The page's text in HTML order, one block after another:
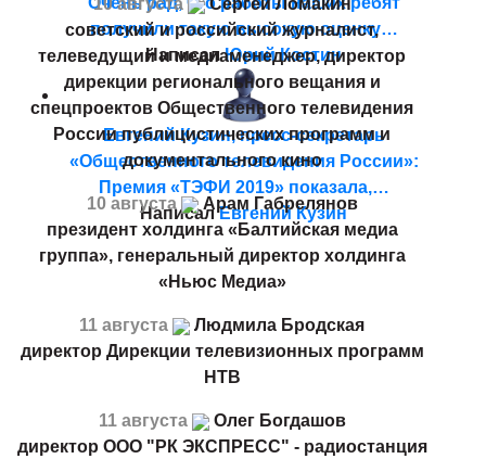
получили такую высокую оценку…
НаписалЮрий Костин
Евгений Кузин, пресс-секретарь
«Общественного телевидения России»:
Премия «ТЭФИ 2019» показала,…
НаписалЕвгений Кузин
10 августа
Сергей Ломакин
советский и российский журналист,
телеведущий и медиаменеджер, директор
дирекции регионального вещания и
спецпроектов Общественного телевидения
России публицистических программ и
документального кино
10 августа
Арам Габрелянов
президент холдинга «Балтийская медиа
группа», генеральный директор холдинга
«Ньюс Медиа»
11 августа
Людмила Бродская
директор Дирекции телевизионных программ
НТВ
11 августа
Олег Богдашов
директор ООО "РК ЭКСПРЕСС" - радиостанция